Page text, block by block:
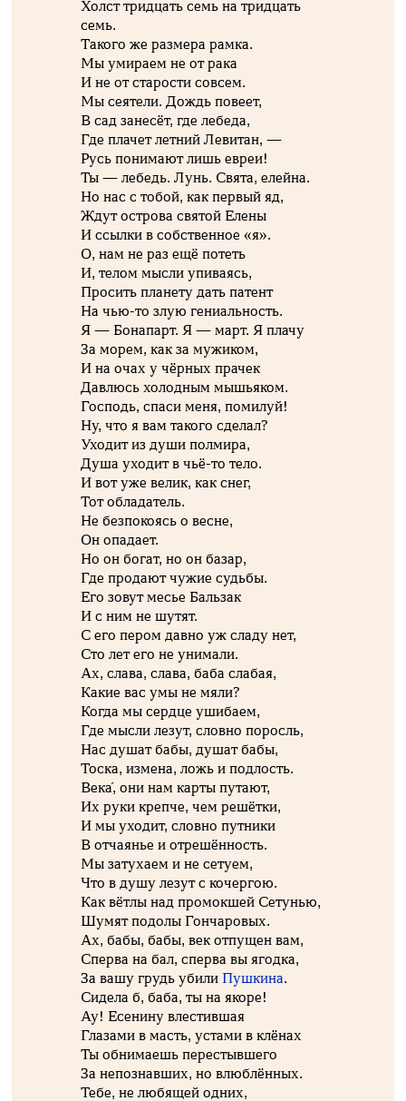
Холст тридцать семь на тридцать
семь.
Такого же размера рамка.
Мы умираем не от рака
И не от старости совсем.
Мы сеятели. Дождь повеет,
В сад занесёт, где лебеда,
Где плачет летний Левитан, —
Русь понимают лишь евреи!
Ты — лебедь. Лунь. Свята, елейна.
Но нас с тобой, как первый яд,
Ждут острова святой Елены
И ссылки в собственное «я».
О, нам не раз ещё потеть
И, телом мысли упиваясь,
Просить планету дать патент
На чью-то злую гениальность.
Я — Бонапарт. Я — март. Я плачу
За морем, как за мужиком,
И на очах у чёрных прачек
Давлюсь холодным мышьяком.
Господь, спаси меня, помилуй!
Ну, что я вам такого сделал?
Уходит из души полмира,
Душа уходит в чьё-то тело.
И вот уже велик, как снег,
Тот обладатель.
Не безпокоясь о весне,
Он опадает.
Но он богат, но он базар,
Где продают чужие судьбы.
Его зовут месье Бальзак
И с ним не шутят.
С его пером давно уж сладу нет,
Сто лет его не унимали.
Ах, слава, слава, баба слабая,
Какие вас умы не мяли?
Когда мы сердце ушибаем,
Где мысли лезут, словно поросль,
Нас душат бабы, душат бабы,
Тоска, измена, ложь и подлость.
Века́, они нам карты путают,
Их руки крепче, чем решётки,
И мы уходит, словно путники
В отчаянье и отрешённость.
Мы затухаем и не сетуем,
Что в душу лезут с кочергою.
Как вётлы над промокшей Сетунью,
Шумят подолы Гончаровых.
Ах, бабы, бабы, век отпущен вам,
Сперва на бал, сперва вы ягодка,
За вашу грудь убили Пушкина.
Сидела б, баба, ты на якоре!
Ау! Есенину влестившая
Глазами в масть, устами в клёнах
Ты обнимаешь перестывшего
За непознавших, но влюблённых.
Тебе, не любящей одних,